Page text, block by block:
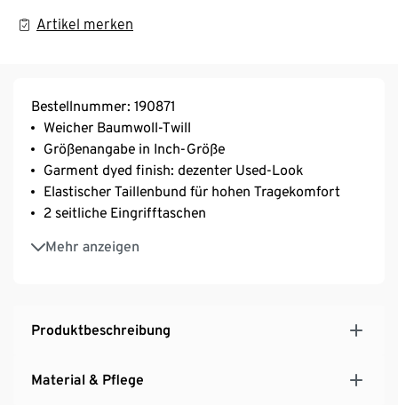
Artikel merken
Bestellnummer: 190871
Weicher Baumwoll-Twill
Größenangabe in Inch-Größe
Garment dyed finish: dezenter Used-Look
Elastischer Taillenbund für hohen Tragekomfort
2 seitliche Eingrifftaschen
Mehr anzeigen
2 seitliche Cargotaschen mit Druckknopf
2 Gesäßtaschen mit Druckknopf
Mit Markenelasthan: formbeständig, perfekter Sitz,
hoher Tragekomfort
Produktbeschreibung
Material & Pflege